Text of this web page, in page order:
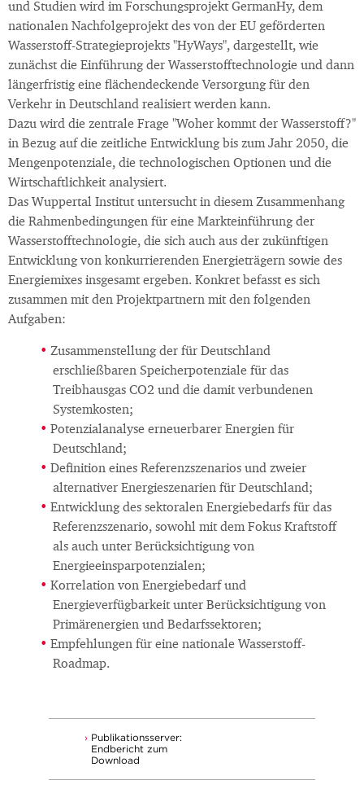
und Studien wird im Forschungsprojekt GermanHy, dem
nationalen Nachfolgeprojekt des von der EU geförderten
Wasserstoff-Strategieprojekts "HyWays", dargestellt, wie
zunächst die Einführung der Wasserstofftechnologie und dann
längerfristig eine flächendeckende Versorgung für den
Verkehr in Deutschland realisiert werden kann.
Dazu wird die zentrale Frage "Woher kommt der Wasserstoff?"
in Bezug auf die zeitliche Entwicklung bis zum Jahr 2050, die
Mengenpotenziale, die technologischen Optionen und die
Wirtschaftlichkeit analysiert.
Das Wuppertal Institut untersucht in diesem Zusammenhang
die Rahmenbedingungen für eine Markteinführung der
Wasserstofftechnologie, die sich auch aus der zukünftigen
Entwicklung von konkurrierenden Energieträgern sowie des
Energiemixes insgesamt ergeben. Konkret befasst es sich
zusammen mit den Projektpartnern mit den folgenden
Aufgaben:
Zusammenstellung der für Deutschland
erschließbaren Speicherpotenziale für das
Treibhausgas CO2 und die damit verbundenen
Systemkosten;
Potenzialanalyse erneuerbarer Energien für
Deutschland;
Definition eines Referenzszenarios und zweier
alternativer Energieszenarien für Deutschland;
Entwicklung des sektoralen Energiebedarfs für das
Referenzszenario, sowohl mit dem Fokus Kraftstoff
als auch unter Berücksichtigung von
Energieeinsparpotenzialen;
Korrelation von Energiebedarf und
Energieverfügbarkeit unter Berücksichtigung von
Primärenergien und Bedarfssektoren;
Empfehlungen für eine nationale Wasserstoff-
Roadmap.
Publikationsserver:
Endbericht zum
Download